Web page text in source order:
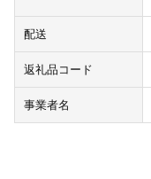
配送
返礼品コード
事業者名